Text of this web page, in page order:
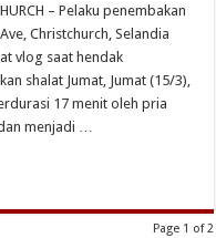
– Pelaku penembakan
Christchurch, Selandia
vlog saat hendak
shalat Jumat, Jumat (15/3),
17 menit oleh pria
menjadi …
Page 1 of 2